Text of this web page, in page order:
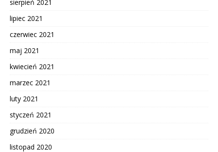
sierpień 2021
lipiec 2021
czerwiec 2021
maj 2021
kwiecień 2021
marzec 2021
luty 2021
styczeń 2021
grudzień 2020
listopad 2020